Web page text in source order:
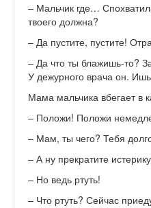
– Мальчик где…
твоего должна?
– Да пустите, пустите!
– Да что ты блажишь-то?
У дежурного врача он.
Мама мальчика вбегает в
– Положи! Положи
– Мам, ты чего? Тебя
– А ну прекратите
– Но ведь ртуть!
– Что ртуть? Сейчас